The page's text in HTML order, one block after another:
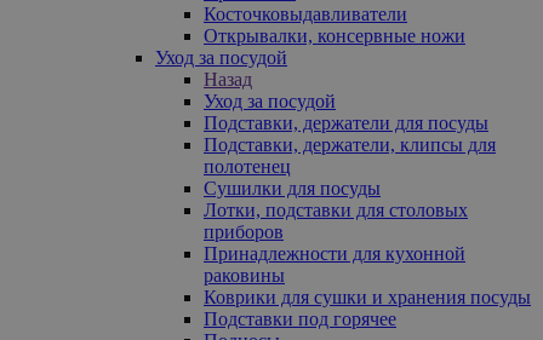
Косточковыдавливатели
Открывалки, консервные ножи
Уход за посудой
Назад
Уход за посудой
Подставки, держатели для посуды
Подставки, держатели, клипсы для
полотенец
Сушилки для посуды
Лотки, подставки для столовых
приборов
Принадлежности для кухонной
раковины
Коврики для сушки и хранения посуды
Подставки под горячее